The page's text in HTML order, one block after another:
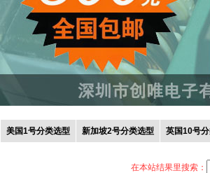
美国1号分类选型 新加坡2号分类选型 英国10号
在本站结果里搜索：